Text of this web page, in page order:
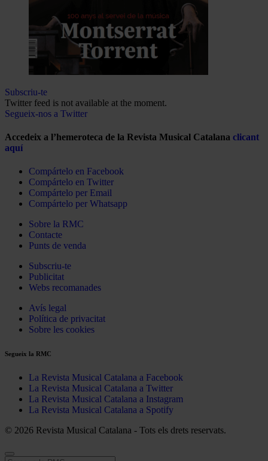
Subscriu-te
Twitter feed is not available at the moment.
Segueix-nos a Twitter
Accedeix a l’hemeroteca de la Revista Musical Catalana clicant
aquí
Compártelo en Facebook
Compártelo en Twitter
Compártelo per Email
Compártelo per Whatsapp
Sobre la RMC
Contacte
Punts de venda
Subscriu-te
Publicitat
Webs recomanades
Avís legal
Política de privacitat
Sobre les cookies
Segueix la RMC
La Revista Musical Catalana a Facebook
La Revista Musical Catalana a Twitter
La Revista Musical Catalana a Instagram
La Revista Musical Catalana a Spotify
© 2026 Revista Musical Catalana - Tots els drets reservats.